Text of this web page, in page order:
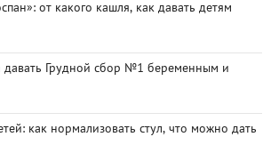
от какого кашля, как давать детям
давать Грудной сбор №1 беременным и
как нормализовать стул, что можно дать